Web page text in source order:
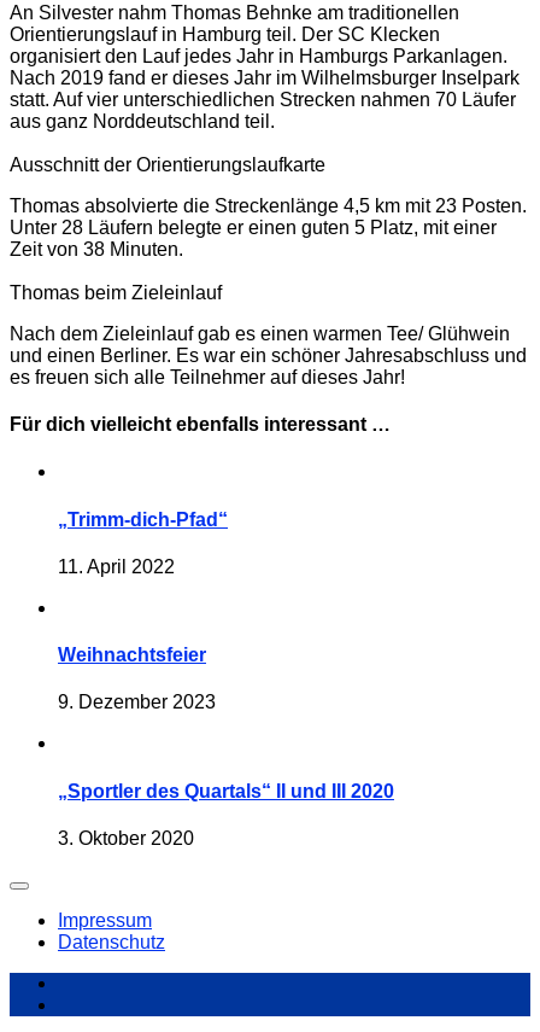
An Silvester nahm Thomas Behnke am traditionellen
Orientierungslauf in Hamburg teil. Der SC Klecken
organisiert den Lauf jedes Jahr in Hamburgs Parkanlagen.
Nach 2019 fand er dieses Jahr im Wilhelmsburger Inselpark
statt. Auf vier unterschiedlichen Strecken nahmen 70 Läufer
aus ganz Norddeutschland teil.
Ausschnitt der Orientierungslaufkarte
Thomas absolvierte die Streckenlänge 4,5 km mit 23 Posten.
Unter 28 Läufern belegte er einen guten 5 Platz, mit einer
Zeit von 38 Minuten.
Thomas beim Zieleinlauf
Nach dem Zieleinlauf gab es einen warmen Tee/ Glühwein
und einen Berliner. Es war ein schöner Jahresabschluss und
es freuen sich alle Teilnehmer auf dieses Jahr!
Für dich vielleicht ebenfalls interessant …
„Trimm-dich-Pfad“
11. April 2022
Weihnachtsfeier
9. Dezember 2023
„Sportler des Quartals“ II und III 2020
3. Oktober 2020
Impressum
Datenschutz